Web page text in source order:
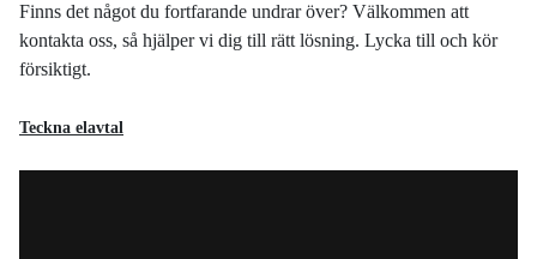
Finns det något du fortfarande undrar över? Välkommen att
kontakta oss, så hjälper vi dig till rätt lösning. Lycka till och kör
försiktigt.
Teckna elavtal